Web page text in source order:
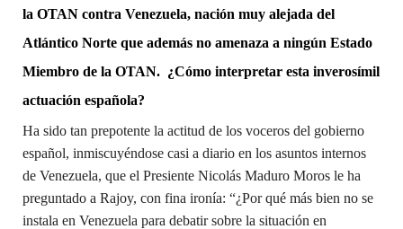
la OTAN contra Venezuela, nación muy alejada del
Atlántico Norte que además no amenaza a ningún Estado
Miembro de la OTAN. ¿Cómo interpretar esta inverosímil
actuación española?
Ha sido tan prepotente la actitud de los voceros del gobierno
español, inmiscuyéndose casi a diario en los asuntos internos
de Venezuela, que el Presiente Nicolás Maduro Moros le ha
preguntado a Rajoy, con fina ironía: “¿Por qué más bien no se
instala en Venezuela para debatir sobre la situación en